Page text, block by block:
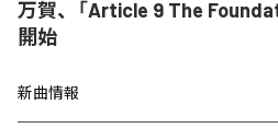
万賀、「Article 9 The
開始
新曲情報